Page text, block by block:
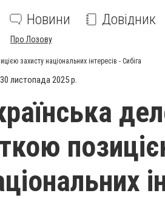
Новини Довідник
Про Лозову
захисту національних інтересів - Сибіга
листопада 2025 р.